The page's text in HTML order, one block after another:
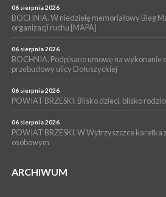
BOCHNIA. Rusza Gospelowe Lato. To
muzyki [PROGRAM KONCERTÓW]
06 sierpnia 2026
BOCHNIA. W niedzielę memoriałowy Bieg
organizacji ruchu [MAPA]
06 sierpnia 2026
BOCHNIA. Podpisano umowę na
przebudowy ulicy Dołuszyckiej
06 sierpnia 2026
POWIAT BRZESKI. Blisko dzieci, blisko
06 sierpnia 2026
POWIAT BRZESKI. W Wytrzyszczce karetka
osobowym
ARCHIWUM